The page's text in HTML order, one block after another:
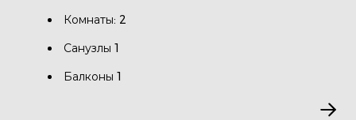
Комнаты: 2
Санузлы 1
Балконы 1